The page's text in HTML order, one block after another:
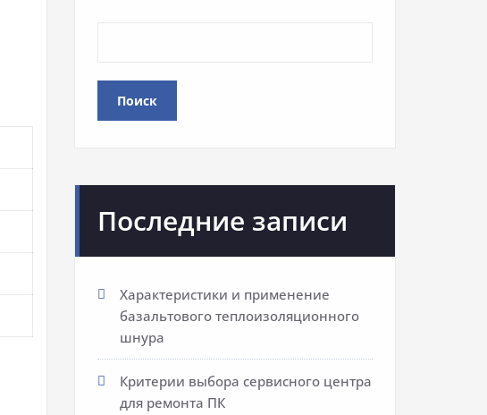
Поиск
Последние записи
Характеристики и применение
базальтового теплоизоляционного
шнура
Критерии выбора сервисного центра
для ремонта ПК